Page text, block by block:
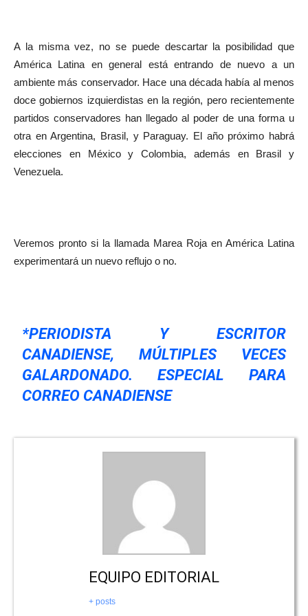
A la misma vez, no se puede descartar la posibilidad que
América Latina en general está entrando de nuevo a un
ambiente más conservador. Hace una década había al menos
doce gobiernos izquierdistas en la región, pero recientemente
partidos conservadores han llegado al poder de una forma u
otra en Argentina, Brasil, y Paraguay. El año próximo habrá
elecciones en México y Colombia, además en Brasil y
Venezuela.
Veremos pronto si la llamada Marea Roja en América Latina
experimentará un nuevo reflujo o no.
*PERIODISTA Y ESCRITOR
CANADIENSE, MÚLTIPLES VECES
GALARDONADO. ESPECIAL PARA
CORREO CANADIENSE
EQUIPO EDITORIAL
+ posts